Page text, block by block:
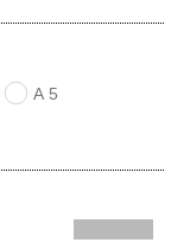
A 5